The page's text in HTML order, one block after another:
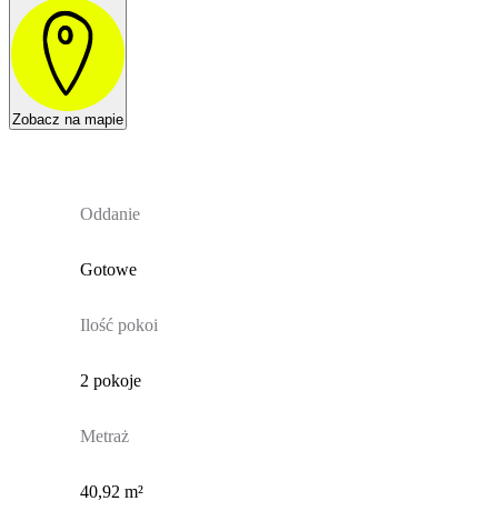
Zobacz na mapie
Oddanie
Gotowe
Ilość pokoi
2 pokoje
Metraż
40,92 m²